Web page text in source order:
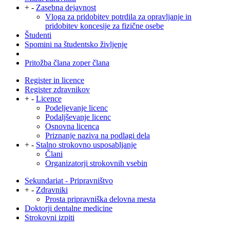
+ - Zasebna dejavnost
Vloga za pridobitev potrdila za opravljanje in
pridobitev koncesije za fizične osebe
Študenti
Spomini na študentsko življenje
Pritožba člana zoper člana
Register in licence
Register zdravnikov
+ - Licence
Podeljevanje licenc
Podaljševanje licenc
Osnovna licenca
Priznanje naziva na podlagi dela
+ - Stalno strokovno usposabljanje
Člani
Organizatorji strokovnih vsebin
Sekundariat - Pripravništvo
+ - Zdravniki
Prosta pripravniška delovna mesta
Doktorji dentalne medicine
Strokovni izpiti